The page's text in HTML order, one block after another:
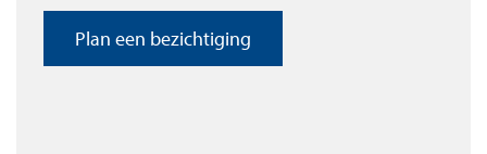
levensstijl koppelen aan een gezonde woonomgeving
met veel comfort, daglicht, groen én volop ruimte voor
sport en ontspanning.
Plan een bezichtiging